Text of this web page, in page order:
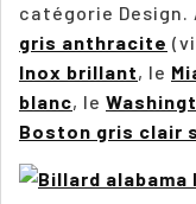
catégorie Design.
gris anthracite
Inox brillant, le
blanc, le
Boston gris clair